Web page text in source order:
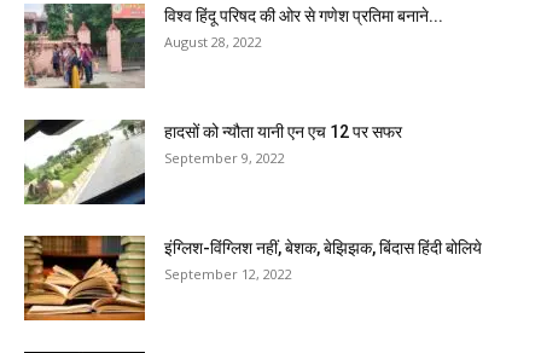
विश्व हिंदू परिषद की ओर से गणेश प्रतिमा बनाने...
August 28, 2022
हादसों को न्यौता यानी एन एच 12 पर सफर
September 9, 2022
इंग्लिश-विंग्लिश नहीं, बेशक, बेझिझक, बिंदास हिंदी बोलिये
September 12, 2022